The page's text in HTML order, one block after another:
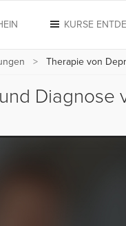
KURSE
Therapie von
Diagnose